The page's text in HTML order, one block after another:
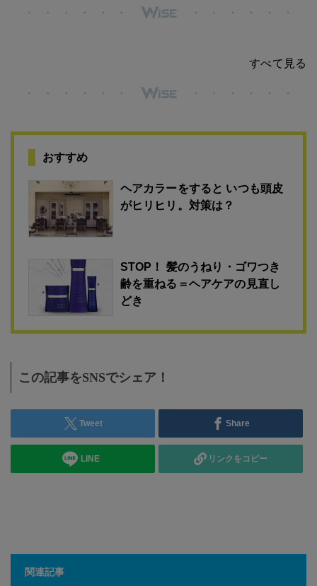
すべて見る
おすすめ
ヘアカラーをすると いつも頭皮
がヒリヒリ。対策は？
STOP！ 髪のうねり・ゴワつき
齢を重ねる＝ヘアケアの見直し
どき
この記事をSNSでシェア！
Tweet Share
LINE リンクをコピー
関連記事